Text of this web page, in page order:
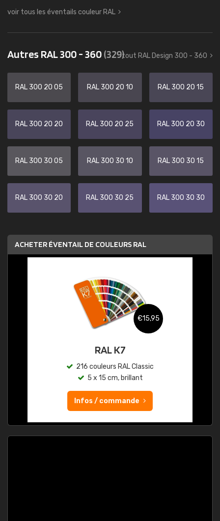
voir tous les éventails couleur RAL
Autres RAL 300 - 360(329)tout RAL Design 300 - 360
RAL 300 20 05 RAL 300 20 10 RAL 300 20 15
RAL 300 20 20 RAL 300 20 25 RAL 300 20 30
RAL 300 30 05 RAL 300 30 10 RAL 300 30 15
RAL 300 30 20 RAL 300 30 25 RAL 300 30 30
ACHETER ÉVENTAIL DE COULEURS RAL
€15,95
RAL K7
216 couleurs RAL Classic
5 x 15 cm, brillant
Infos / commande